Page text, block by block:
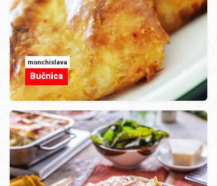
monchislava
Bučnica